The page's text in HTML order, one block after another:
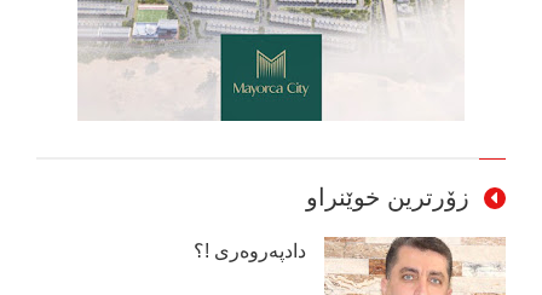
زۆرترین خوێنراو
دادپەروەری !؟